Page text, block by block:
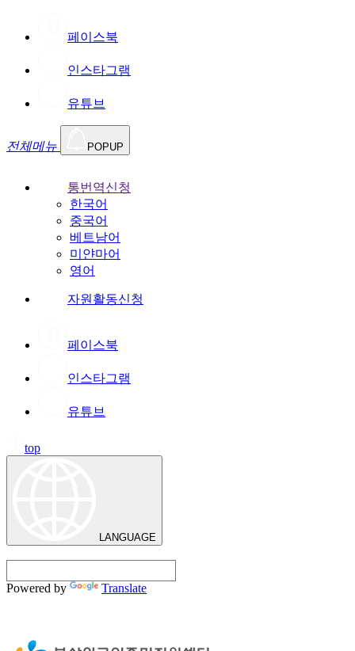
페이스북
인스타그램
유튜브
전체메뉴 POPUP
통번역신청
한국어
중국어
베트남어
미얀마어
영어
자원활동신청
페이스북
인스타그램
유튜브
top
LANGUAGE
Powered by Translate